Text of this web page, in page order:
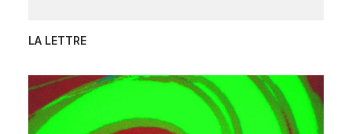
LA LETTRE